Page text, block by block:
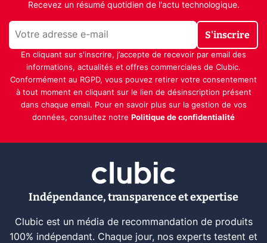
Recevez un résumé quotidien de l'actu technologique.
S'inscrire
En cliquant sur s'inscrire, j’accepte de recevoir par email des
informations, actualités et offres commerciales de Clubic.
Conformément au RGPD, vous pouvez retirer votre consentement
à tout moment en cliquant sur le lien de désinscription présent
dans chaque email. Pour en savoir plus sur la gestion de vos
données, consultez notre Politique de confidentialité
Indépendance, transparence et expertise
Clubic est un média de recommandation de produits
100% indépendant. Chaque jour, nos experts testent et